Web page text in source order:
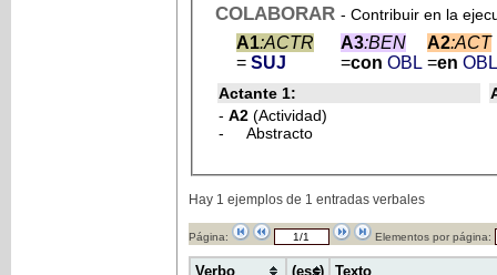
COLABORAR - Contribuir en la
A1:ACTR
= SUJ
A3:BEN
=con OBL
A2:ACT
=en OBL
Actante 1:
- A2 (Actividad)
- Abstracto
Hay 1 ejemplos de 1 entradas verbales
Página: Elementos por página:
Verbo (ess) Texto